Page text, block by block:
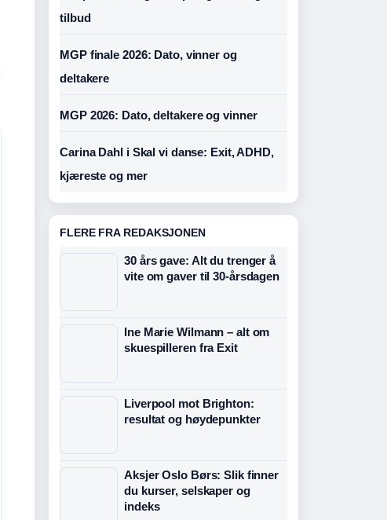
tilbud
MGP finale 2026: Dato, vinner og
deltakere
MGP 2026: Dato, deltakere og vinner
Carina Dahl i Skal vi danse: Exit, ADHD,
kjæreste og mer
FLERE FRA REDAKSJONEN
30 års gave: Alt du trenger å
vite om gaver til 30-årsdagen
Ine Marie Wilmann – alt om
skuespilleren fra Exit
Liverpool mot Brighton:
resultat og høydepunkter
Aksjer Oslo Børs: Slik finner
du kurser, selskaper og
indeks